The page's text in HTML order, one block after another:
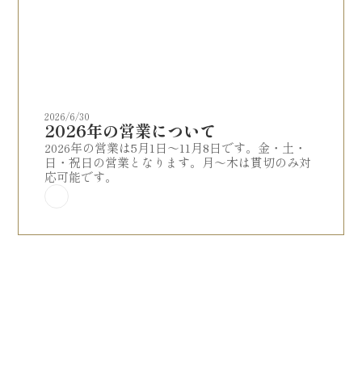
2026/6/30
2026年の営業について
2026年の営業は5月1日〜11月8日です。金・土・
日・祝日の営業となります。月〜木は貫切のみ対
応可能です。